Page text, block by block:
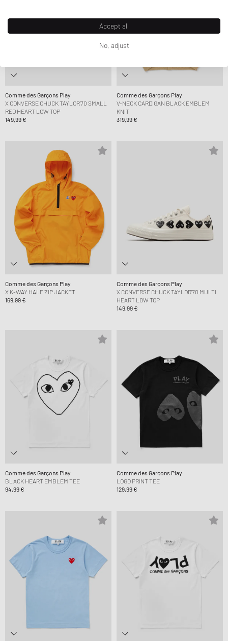
Comme des Garçons Play
X CONVERSE CHUCK TAYLOR'70 SMALL
RED HEART LOW TOP
149,99 €
Comme des Garçons Play
V-NECK CARDIGAN BLACK EMBLEM
KNIT
319,99 €
Comme des Garçons Play
X K-WAY HALF ZIP JACKET
169,99 €
Comme des Garçons Play
X CONVERSE CHUCK TAYLOR'70 MULTI
HEART LOW TOP
149,99 €
Comme des Garçons Play
BLACK HEART EMBLEM TEE
94,99 €
Comme des Garçons Play
LOGO PRINT TEE
129,99 €
Accept all
No, adjust